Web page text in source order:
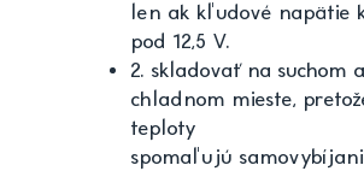
len ak kľudové napätie
pod 12,5 V.
2. skladovať na suchom a
chladnom mieste,
teploty
spomaľujú